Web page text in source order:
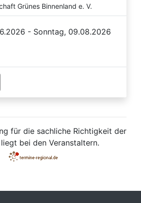
Grünes Binnenland e. V.
- Sonntag, 09.08.2026
für die sachliche Richtigkeit der
bei den Veranstaltern.